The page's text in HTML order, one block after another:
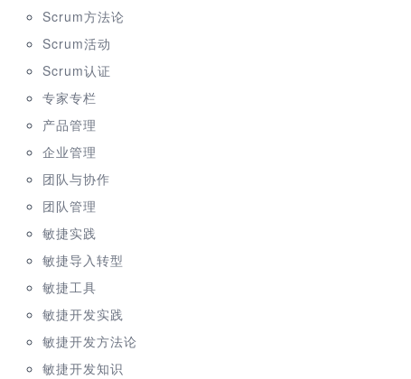
Scrum方法论
Scrum活动
Scrum认证
专家专栏
产品管理
企业管理
团队与协作
团队管理
敏捷实践
敏捷导入转型
敏捷工具
敏捷开发实践
敏捷开发方法论
敏捷开发知识